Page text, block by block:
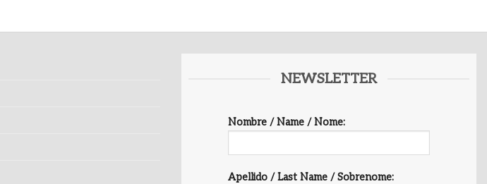
NEWSLETTER
Nombre / Name / Nome:
Apellido / Last Name / Sobrenome: